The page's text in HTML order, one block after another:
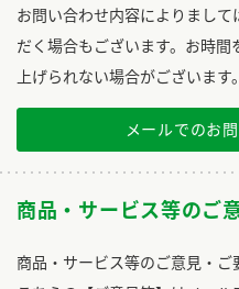
お問い合わせ内容によりまし
だく場合もございます。お時
上げられない場合がございます。
メールでのお
商品・サービス等のご
商品・サービス等のご意見・ご